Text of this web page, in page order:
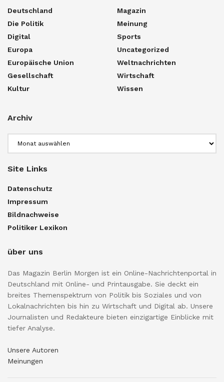
Deutschland
Die Politik
Digital
Europa
Europäische Union
Gesellschaft
Kultur
Magazin
Meinung
Sports
Uncategorized
Weltnachrichten
Wirtschaft
Wissen
Archiv
Site Links
Datenschutz
Impressum
Bildnachweise
Politiker Lexikon
über uns
Das Magazin Berlin Morgen ist ein Online-Nachrichtenportal in
Deutschland mit Online- und Printausgabe. Sie deckt ein
breites Themenspektrum von Politik bis Soziales und von
Lokalnachrichten bis hin zu Wirtschaft und Digital ab. Unsere
Journalisten und Redakteure bieten einzigartige Einblicke mit
tiefer Analyse.
Unsere Autoren
Meinungen